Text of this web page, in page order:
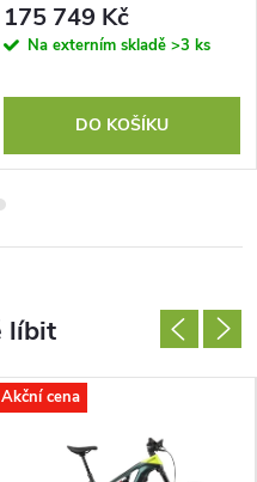
175 749 Kč
Na externím skladě >3 ks
DO KOŠÍKU
Akční cena